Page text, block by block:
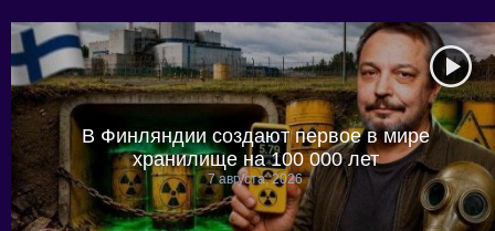
В Финляндии создают первое в мире
хранилище на 100 000 лет
7 августа, 2026